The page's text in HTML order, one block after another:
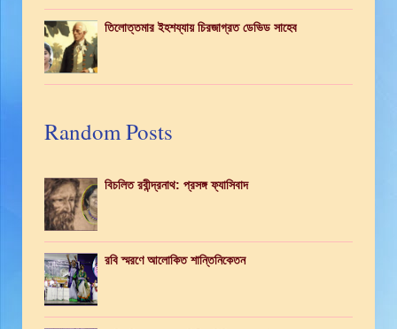
তিলোত্তমার ইহশয্যায় চিরজাগ্রত ডেভিড সাহেব
Random Posts
বিচলিত রবীন্দ্রনাথ: প্রসঙ্গ ফ্যাসিবাদ
রবি স্মরণে আলোকিত শান্তিনিকেতন